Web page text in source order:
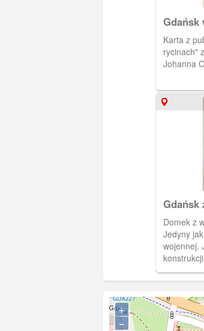
Gdańsk
Karta z publikacji "Gdańsk w starych
rycinach"
Johanna
Gdańsk
Domek z
Jedyny
wojennej.
św. Anny i
+
−